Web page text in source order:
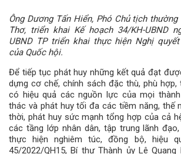
Ông Dương Tấn Hiển, Phó Chủ tịch
Thơ, triển khai Kế hoạch 34/KH-UBND
UBND TP triển khai thực hiện Nghị
của Quốc hội.
Để tiếp tục phát huy những kết quả đạt
dựng cơ chế, chính sách đặc thù, phù hợp,
có hiệu quả các nguồn lực của mọi
thác và phát huy tối đa các tiềm năng, thế
thời, phát huy sức mạnh tổng hợp của cả
các tầng lớp nhân dân, tập trung lãnh
thực hiện nghiêm túc, đồng bộ, hiệu
45/2022/QH15, Bí thư Thành ủy Lê